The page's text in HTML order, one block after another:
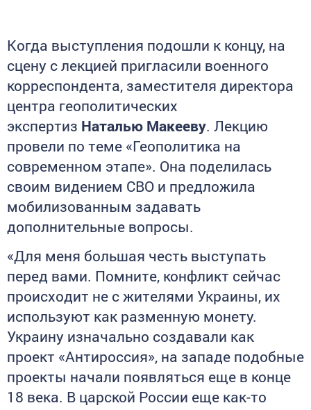
Когда выступления подошли к концу, на
сцену с лекцией пригласили военного
корреспондента, заместителя директора
центра геополитических
экспертиз Наталью Макееву. Лекцию
провели по теме «Геополитика на
современном этапе». Она поделилась
своим видением СВО и предложила
мобилизованным задавать
дополнительные вопросы.
«Для меня большая честь выступать
перед вами. Помните, конфликт сейчас
происходит не с жителями Украины, их
используют как разменную монету.
Украину изначально создавали как
проект «Антироссия», на западе подобные
проекты начали появляться еще в конце
18 века. В царской России еще как-то